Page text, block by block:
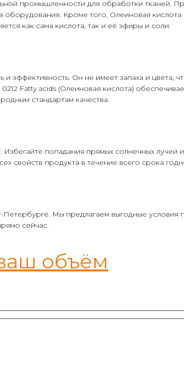
промышленности для обработки тканей.
Кроме того, Олеиновая кислота
как сама кислота, так и её эфиры и соли.
эффективность. Он не имеет запаха и цвета,
Fatty acids (Олеиновая кислота)
стандартам качества.
попадания прямых солнечных лучей
свойств продукта в течение всего срока
Мы предлагаем выгодные условия
сейчас.
объём